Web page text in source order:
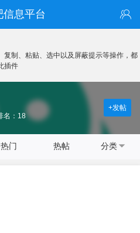
信息平台
制、粘贴、选中以及屏蔽提示等操作，都
插件
名：18
+发帖
热门 热帖 分类